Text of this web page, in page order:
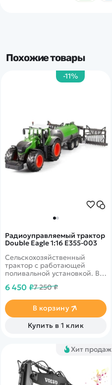
Похожие товары
-11%
Радиоуправляемый трактор
Double Eagle 1:16 E355-003
Сельскохозяйственный
трактор с работающей
поливальной установкой. В
воду
6 450 ₽7 250 ₽
В корзину
Купить в 1 клик
Хит продаж